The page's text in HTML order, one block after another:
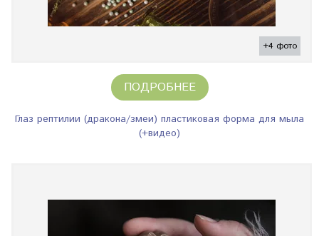
+4 фото
ПОДРОБНЕЕ
Глаз рептилии (дракона/змеи) пластиковая форма для мыла
(+видео)